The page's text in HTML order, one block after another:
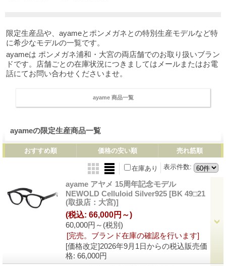
限定生産品や、ayameとポンメガネとの特別生産モデルなど特
に希少なモデルの一覧です。
ayameは ポンメガネ浦和・大宮の両店舗でのお取り扱いブラン
ドです。店舗ごとの在庫状況につきましてはメールまたはお電
話にてお問い合わせくださいませ。
ayame 商品一覧
ayameの限定生産商品一覧
おすすめ順 価格の安い順 売れ筋順
表示件数:
在庫あり
ayame アヤメ 15周年記念モデル
NEWOLD Celluloid Silver925 [BK 49□21
(取扱店：大宮)]
60,000円～ (税別)
(税込: 66,000円～)
[完売。ブランド在庫の確認を行います]
[価格改定]2026年9月1日からの税込販売価
格: 66,000円